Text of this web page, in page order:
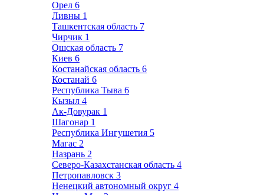
Орел 6
Ливны 1
Ташкентская область 7
Чирчик 1
Ошская область 7
Киев 6
Костанайская область 6
Костанай 6
Республика Тыва 6
Кызыл 4
Ак-Довурак 1
Шагонар 1
Республика Ингушетия 5
Магас 2
Назрань 2
Северо-Казахстанская область 4
Петропавловск 3
Ненецкий автономный округ 4